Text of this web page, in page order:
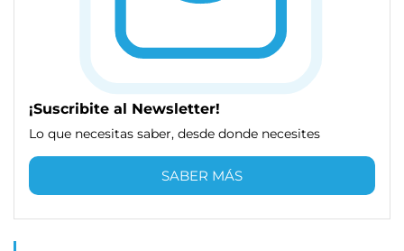
¡Suscribite al Newsletter!
Lo que necesitas saber, desde donde necesites
SABER MÁS